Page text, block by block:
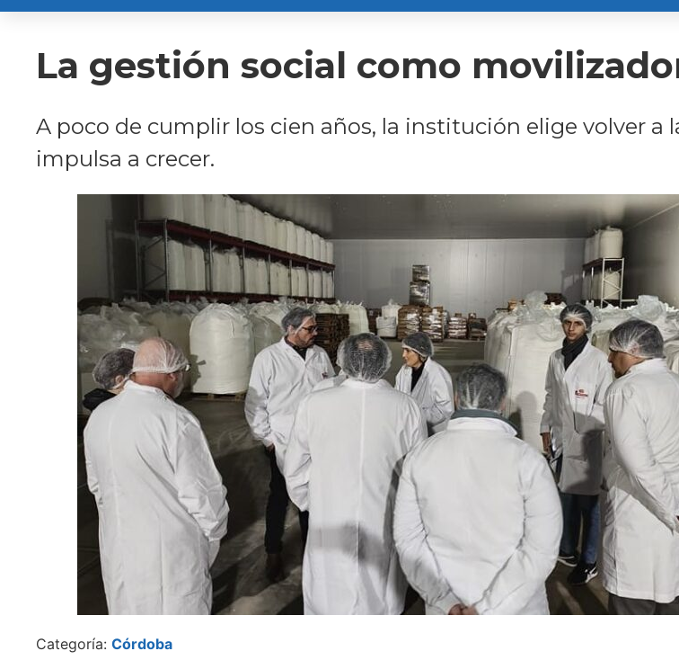
La gestión social como
A poco de cumplir los cien años, la institución elige volver a
impulsa a crecer.
Categoría: Córdoba